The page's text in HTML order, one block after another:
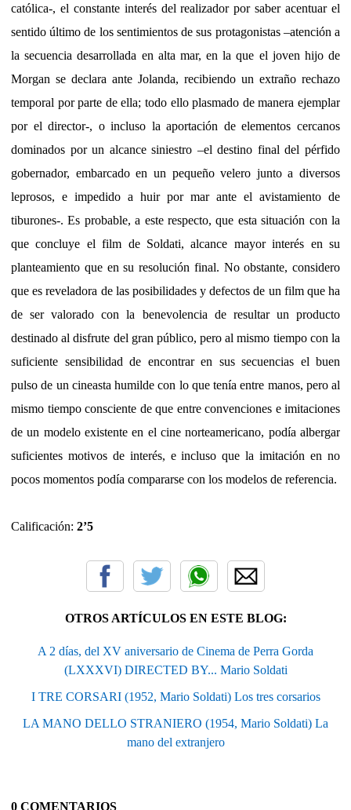
católica-, el constante interés del realizador por saber acentuar el
sentido último de los sentimientos de sus protagonistas –atención a
la secuencia desarrollada en alta mar, en la que el joven hijo de
Morgan se declara ante Jolanda, recibiendo un extraño rechazo
temporal por parte de ella; todo ello plasmado de manera ejemplar
por el director-, o incluso la aportación de elementos cercanos
dominados por un alcance siniestro –el destino final del pérfido
gobernador, embarcado en un pequeño velero junto a diversos
leprosos, e impedido a huir por mar ante el avistamiento de
tiburones-. Es probable, a este respecto, que esta situación con la
que concluye el film de Soldati, alcance mayor interés en su
planteamiento que en su resolución final. No obstante, considero
que es reveladora de las posibilidades y defectos de un film que ha
de ser valorado con la benevolencia de resultar un producto
destinado al disfrute del gran público, pero al mismo tiempo con la
suficiente sensibilidad de encontrar en sus secuencias el buen
pulso de un cineasta humilde con lo que tenía entre manos, pero al
mismo tiempo consciente de que entre convenciones e imitaciones
de un modelo existente en el cine norteamericano, podía albergar
suficientes motivos de interés, e incluso que la imitación en no
pocos momentos podía compararse con los modelos de referencia.
Calificación: 2’5
OTROS ARTÍCULOS EN ESTE BLOG:
A 2 días, del XV aniversario de Cinema de Perra Gorda
(LXXXVI) DIRECTED BY... Mario Soldati
I TRE CORSARI (1952, Mario Soldati) Los tres corsarios
LA MANO DELLO STRANIERO (1954, Mario Soldati) La
mano del extranjero
0 COMENTARIOS